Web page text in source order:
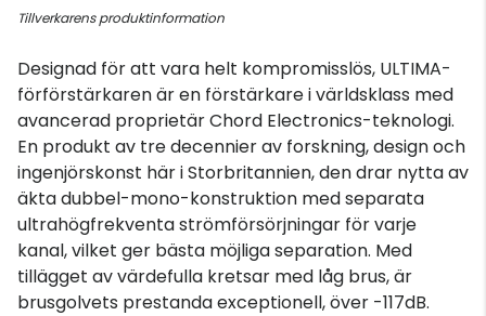
Tillverkarens produktinformation
Designad för att vara helt kompromisslös, ULTIMA-
förförstärkaren är en förstärkare i världsklass med
avancerad proprietär Chord Electronics-teknologi.
En produkt av tre decennier av forskning, design och
ingenjörskonst här i Storbritannien, den drar nytta av
äkta dubbel-mono-konstruktion med separata
ultrahögfrekventa strömförsörjningar för varje
kanal, vilket ger bästa möjliga separation. Med
tillägget av värdefulla kretsar med låg brus, är
brusgolvets prestanda exceptionell, över -117dB.